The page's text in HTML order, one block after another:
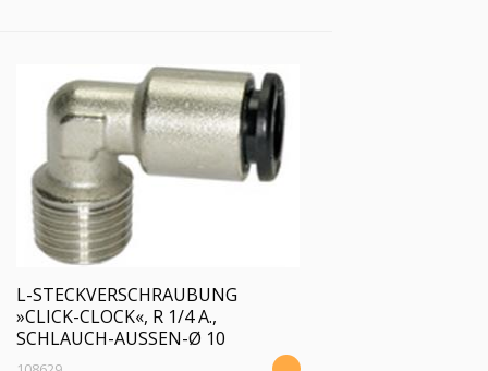
L-STECKVERSCHRAUBUNG
»CLICK-CLOCK«, R 1/4 A.,
SCHLAUCH-AUSSEN-Ø 10